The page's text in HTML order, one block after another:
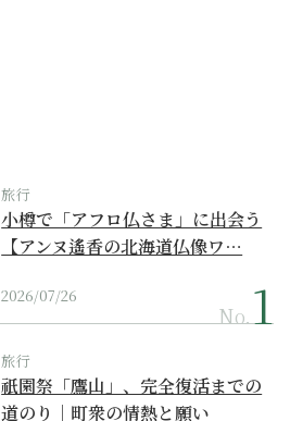
旅行
小樽で「アフロ仏さま」に出会う
【アンヌ遙香の北海道仏像ワ…
2026/07/26
No.
旅行
祇園祭「鷹山」、完全復活までの
道のり｜町衆の情熱と願い